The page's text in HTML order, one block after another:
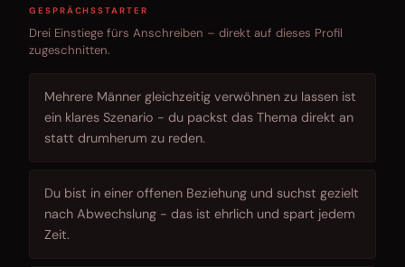
GESPRÄCHSSTARTER
Drei Einstiege fürs Anschreiben – direkt auf dieses Profil
zugeschnitten.
Mehrere Männer gleichzeitig verwöhnen zu lassen ist
ein klares Szenario - du packst das Thema direkt an
statt drumherum zu reden.
Du bist in einer offenen Beziehung und suchst gezielt
nach Abwechslung - das ist ehrlich und spart jedem
Zeit.